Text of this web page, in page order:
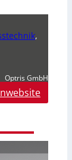
,
Optris GmbH